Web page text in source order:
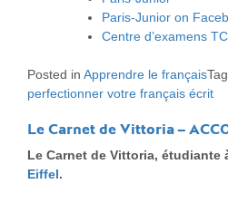
Paris-Junior on
Centre d’examens
Posted in Apprendre le français
perfectionner votre français écrit
Le Carnet de Vittoria –
Le Carnet de Vittoria, étudiante
Eiffel.